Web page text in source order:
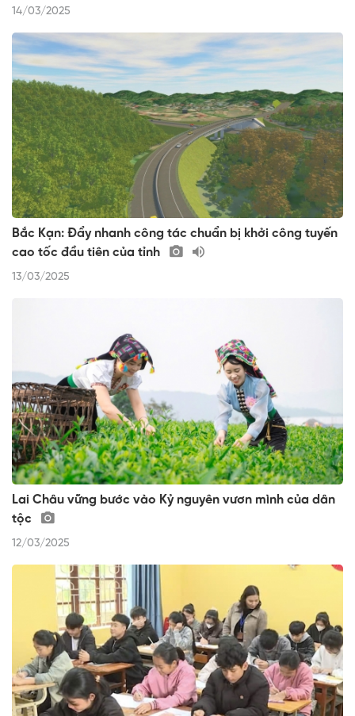
14/03/2025
Bắc Kạn: Đẩy nhanh công tác chuẩn bị khởi công tuyến
cao tốc đầu tiên của tỉnh
13/03/2025
Lai Châu vững bước vào Kỷ nguyên vươn mình của dân
tộc
12/03/2025